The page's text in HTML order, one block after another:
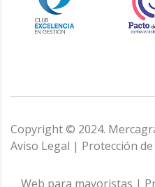
Copyright © 2024.
Aviso Legal | Protección
Web para mayoristas |